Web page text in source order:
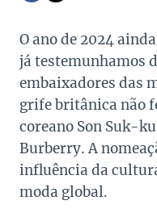
O ano de 2024
já testemunhamos
embaixadores das
grife britânica não
coreano Son Suk-
Burberry. A
influência da
moda global.